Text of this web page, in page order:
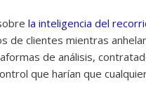
la inteligencia del
de clientes mientras
de análisis,
que harían que